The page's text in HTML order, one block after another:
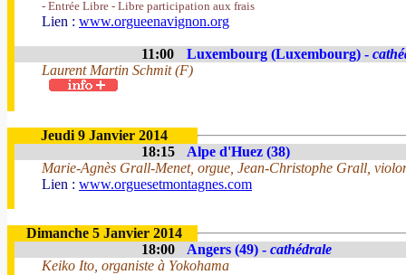
- Entrée Libre - Libre participation aux frais
Lien : www.orgueenavignon.org
11:00 Luxembourg (Luxembourg) -
Laurent Martin Schmit (F)
Jeudi 9 Janvier 2014
18:15
Alpe d'Huez (38)
Marie-Agnès Grall-Menet, orgue, Jean-Christophe Grall,
Lien : www.orguesetmontagnes.com
Dimanche 5 Janvier 2014
18:00
Angers (49) - cathédrale
Keiko Ito, organiste à Yokohama